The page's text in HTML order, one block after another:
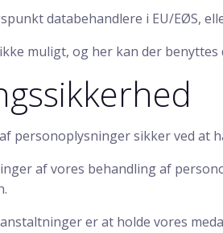
databehandlere i EU/EØS,
muligt, og her kan der benyttes
personoplysninger sikker ved
af vores behandling af
er at holde vores